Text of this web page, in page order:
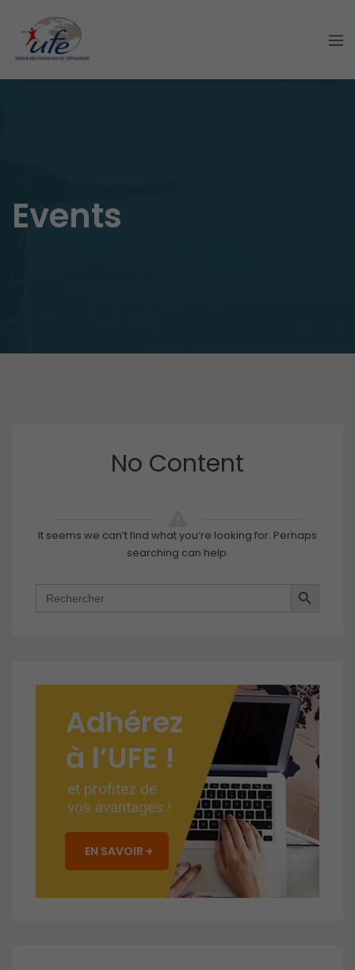
Events
No Content
It seems we can’t find what you’re looking for. Perhaps
searching can help.
Adhérez
à l’UFE !
et profitez de
vos avantages !
EN SAVOIR +